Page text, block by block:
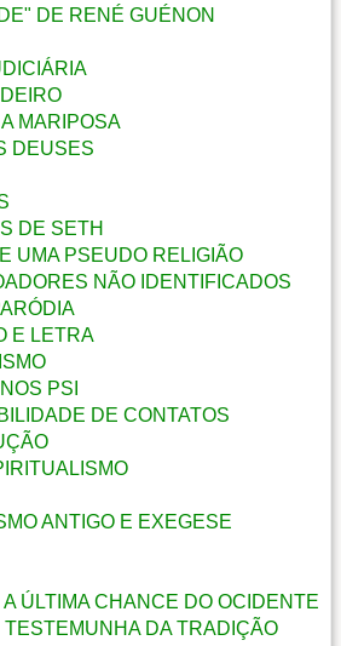
DE RENÉ GUÉNON
MARIPOSA
DEUSES
DE SETH
UMA PSEUDO RELIGIÃO
NÃO IDENTIFICADOS
E LETRA
PSI
DE CONTATOS
ANTIGO E EXEGESE
ÚLTIMA CHANCE DO OCIDENTE
DA TRADIÇÃO